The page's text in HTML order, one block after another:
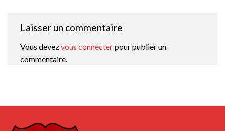
Laisser un commentaire
Vous devezvous connecterpour publier un
commentaire.